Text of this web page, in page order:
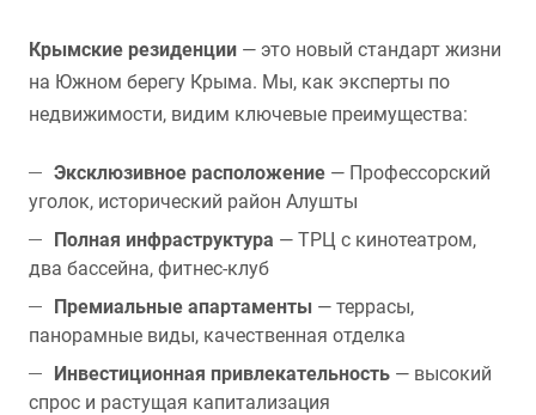
Крымские резиденции — это новый стандарт жизни
на Южном берегу Крыма. Мы, как эксперты по
недвижимости, видим ключевые преимущества:
Эксклюзивное расположение — Профессорский
уголок, исторический район Алушты
Полная инфраструктура — ТРЦ с кинотеатром,
два бассейна, фитнес-клуб
Премиальные апартаменты — террасы,
панорамные виды, качественная отделка
Инвестиционная привлекательность — высокий
спрос и растущая капитализация